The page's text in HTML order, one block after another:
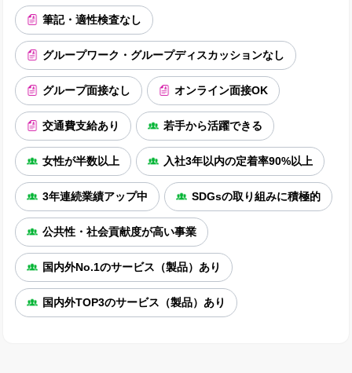
筆記・適性検査なし
グループワーク・グループディスカッションなし
グループ面接なし オンライン面接OK
交通費支給あり 若手から活躍できる
女性が半数以上 入社3年以内の定着率90%以上
3年連続業績アップ中 SDGsの取り組みに積極的
公共性・社会貢献度が高い事業
国内外No.1のサービス（製品）あり
国内外TOP3のサービス（製品）あり